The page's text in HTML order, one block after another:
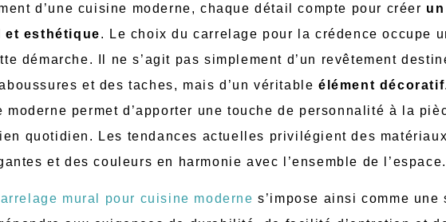
d’une cuisine moderne, chaque détail compte pour créer
esthétique. Le choix du carrelage pour la crédence occupe
démarche. Il ne s’agit pas simplement d’un revêtement
et des taches, mais d’un véritable élément décoratif
moderne permet d’apporter une touche de personnalité à la
quotidien. Les tendances actuelles privilégient des
et des couleurs en harmonie avec l’ensemble de l’espace.
mural pour cuisine moderne s’impose ainsi comme une